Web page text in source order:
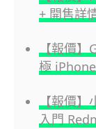
+ 開售詳
【報價】
極
【報價】
入門